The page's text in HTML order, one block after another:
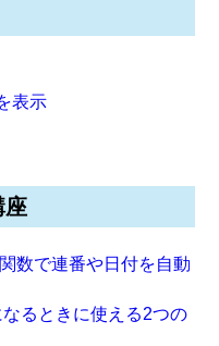
表示
座
数で連番や日付を自動
るときに使える2つの